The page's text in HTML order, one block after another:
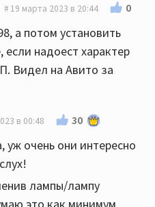
19 марта 2023 в 20:44 0
а потом установить
надоест характер
Видел на Авито за
в 00:48 30
очень они интересно
лампы/лампу